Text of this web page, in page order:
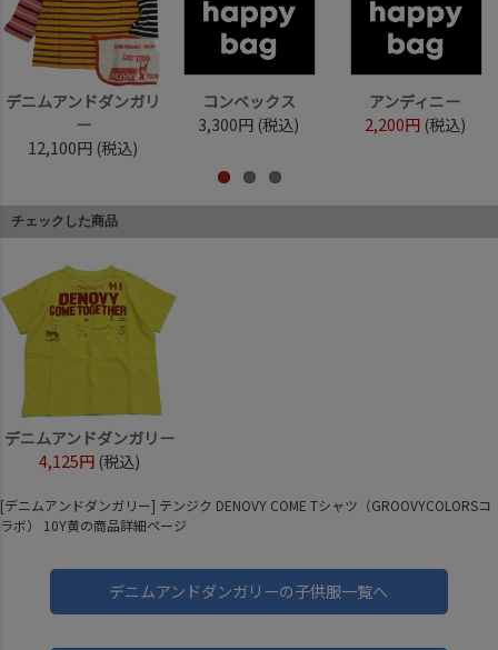
デニムアンドダンガリ
ー
12,100円 (税込)
コンベックス
3,300円 (税込)
アンディニー
2,200円 (税込)
チェックした商品
デニムアンドダンガリー
4,125円 (税込)
[デニムアンドダンガリー] テンジク DENOVY COME Tシャツ（GROOVYCOLORSコ
ラボ） 10Y黄の商品詳細ページ
デニムアンドダンガリーの子供服一覧へ